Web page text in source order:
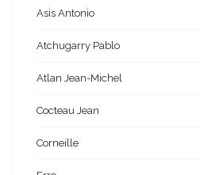
Asis Antonio
Atchugarry Pablo
Atlan Jean-Michel
Cocteau Jean
Corneille